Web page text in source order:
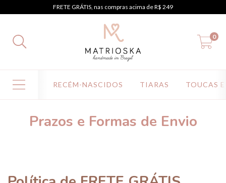
FRETE GRÁTIS, nas compras acima de R$ 249
0
RECÉM-NASCIDOS TIARAS TOUCAS
Prazos e Formas de Envio